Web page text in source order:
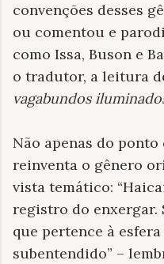
convenções desses
ou comentou e
como Issa, Buson e
o tradutor, a leitura
vagabundos
Não apenas do
reinventa o gênero
vista temático:
registro do enxergar.
que pertence à
subentendido” –